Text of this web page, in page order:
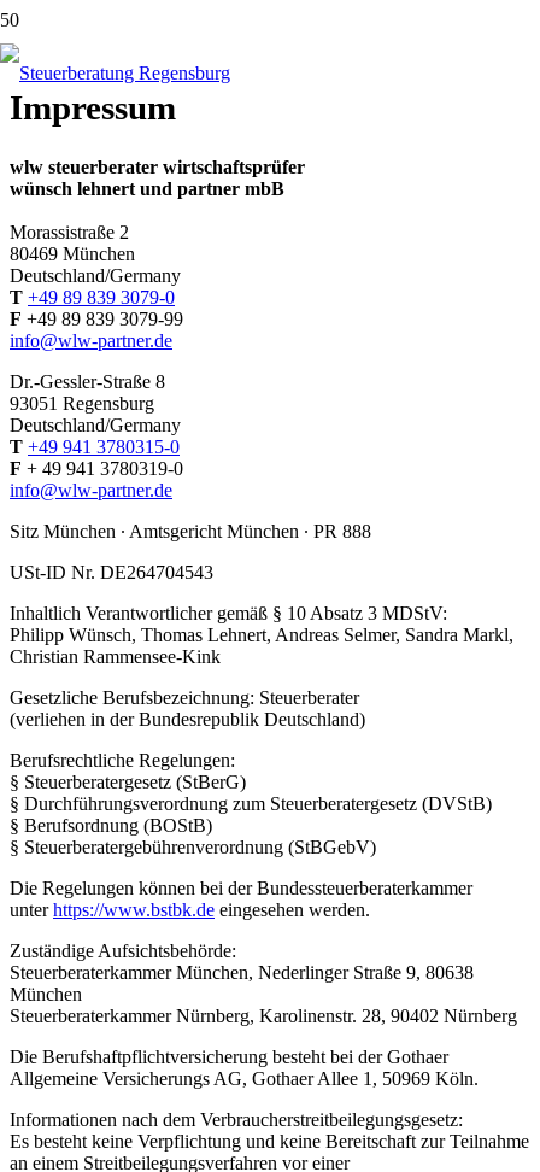
Impressum
wlw steuerberater wirtschaftsprüfer
wünsch lehnert und partner mbB
Morassistraße 2
80469 München
Deutschland/Germany
T +49 89 839 3079-0
F +49 89 839 3079-99
info@wlw-partner.de
Dr.-Gessler-Straße 8
93051 Regensburg
Deutschland/Germany
T +49 941 3780315-0
F + 49 941 3780319-0
info@wlw-partner.de
Sitz München ∙ Amtsgericht München ∙ PR 888
USt-ID Nr. DE264704543
Inhaltlich Verantwortlicher gemäß § 10 Absatz 3 MDStV:
Philipp Wünsch, Thomas Lehnert, Andreas Selmer, Sandra Markl,
Christian Rammensee-Kink
Gesetzliche Berufsbezeichnung: Steuerberater
(verliehen in der Bundesrepublik Deutschland)
Berufsrechtliche Regelungen:
§ Steuerberatergesetz (StBerG)
§ Durchführungsverordnung zum Steuerberatergesetz (DVStB)
§ Berufsordnung (BOStB)
§ Steuerberatergebührenverordnung (StBGebV)
Die Regelungen können bei der Bundessteuerberaterkammer
unterhttps://www.bstbk.de eingesehen werden.
Zuständige Aufsichtsbehörde:
Steuerberaterkammer München, Nederlinger Straße 9, 80638
München
Steuerberaterkammer Nürnberg, Karolinenstr. 28, 90402 Nürnberg
Die Berufshaftpflichtversicherung besteht bei der Gothaer
Allgemeine Versicherungs AG, Gothaer Allee 1, 50969 Köln.
Informationen nach dem Verbraucherstreitbeilegungsgesetz:
Es besteht keine Verpflichtung und keine Bereitschaft zur Teilnahme
an einem Streitbeilegungsverfahren vor einer